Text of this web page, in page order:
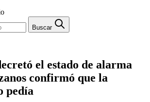
Buscar
el estado de alarma
confirmó que la
pedía